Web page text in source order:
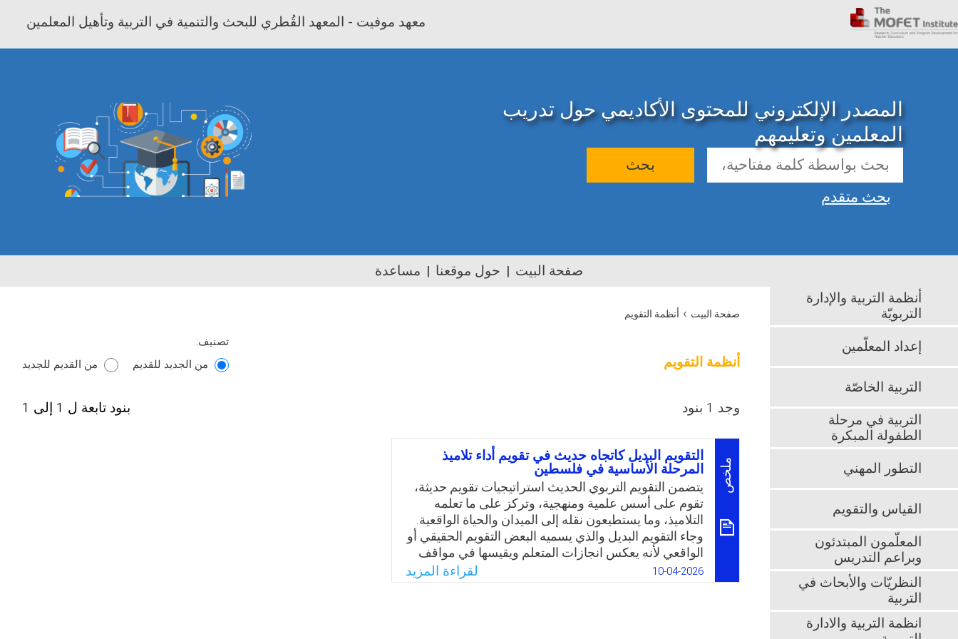
معهد موفيت - المعهد القُطري للبحث والتنمية في التربية وتأهيل المعلمين
المصدر الإلكتروني للمحتوى الأكاديمي حول تدريب
المعلمين وتعليمهم
بحث
بحث متقدم
صفحة البيت حول موقعنا مساعدة
صفحة البيت › أنظمة التقويم
أنظمة التقويم
تصنيف:
من الجديد للقديم
من القديم للجديد
وجد 1 بنود بنود تابعة ل 1 إلى 1
ملخص
التقويم البديل كاتجاه حديث في تقويم أداء تلاميذ
المرحلة الأساسية في فلسطين
يتضمن التقويم التربوي الحديث استراتيجيات تقويم حديثة،
تقوم على أسس علمية ومنهجية، وتركز على ما تعلمه
التلاميذ، وما يستطيعون نقله إلى الميدان والحياة الواقعية.
وجاء التقويم البديل والذي يسميه البعض التقويم الحقيقي أو
الواقعي لأنه يعكس انجازات المتعلم ويقيسها في مواقف
حقيقية، وبالتالي يمكن الطلبة من الانغماس في مهمات
ذات معنى وقيمة بالنسبة لهم فتبدو كنشاطات يمارس فيها
10-04-2026 لقراءة المزيد
أنظمة التربية والإدارة
التربويّة
إعداد المعلّمين
التربية الخاصّة
التربية في مرحلة
الطفولة المبكرة
التطور المهني
القياس والتقويم
المعلّمون المبتدئون
وبراعم التدريس
النظريّات والأبحاث في
التربية
انظمة التربية والادارة